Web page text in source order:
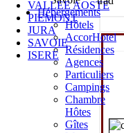
Hébergements
Hôtels
AccorHotel
Résidences
Agences
Particuliers
Campings
Chambre
Hôtes
Gîtes
VALLEE AOSTE
PIEMONT
JURA
SAVOIE
ISERE